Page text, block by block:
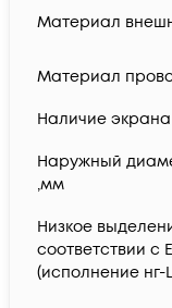
Материал
Материал
Наличие экрана
Наружный
,мм
Низкое
соответствии с
(исполнение нг-